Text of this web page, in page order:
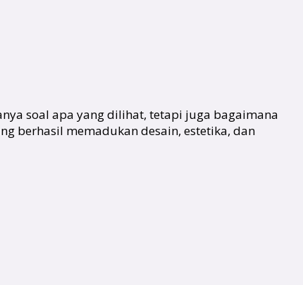
soal apa yang dilihat, tetapi juga bagaimana
berhasil memadukan desain, estetika, dan